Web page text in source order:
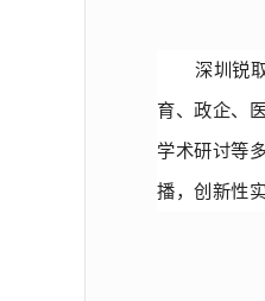
深圳锐
育、政企、
学术研讨等
播，创新性